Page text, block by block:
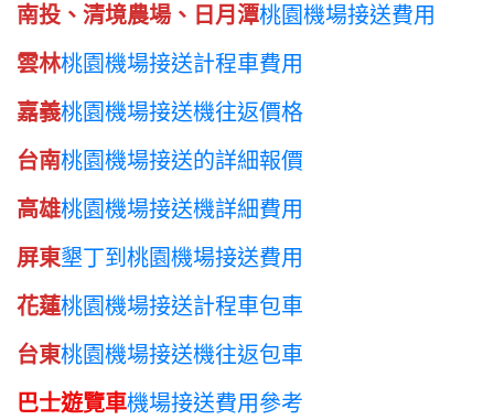
南投、清境農場、日月潭桃園機場接送費用
雲林桃園機場接送計程車費用
嘉義桃園機場接送機往返價格
台南桃園機場接送的詳細報價
高雄桃園機場接送機詳細費用
屏東墾丁到桃園機場接送費用
花蓮桃園機場接送計程車包車
台東桃園機場接送機往返包車
巴士遊覽車機場接送費用參考